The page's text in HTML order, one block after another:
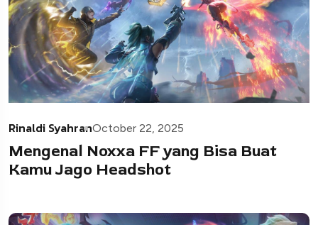
Rinaldi SyahranOctober 22, 2025
Mengenal Noxxa FF yang Bisa Buat
Kamu Jago Headshot